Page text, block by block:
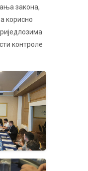
закона,
корисно
контроле